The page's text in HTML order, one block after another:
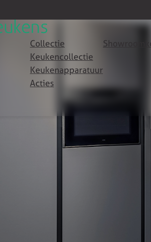
Collectie
Keukencollectie
Keukenapparatuur
Acties